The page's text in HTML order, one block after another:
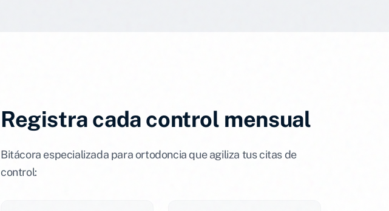
Registra cada control mensual
Bitácora especializada para ortodoncia que agiliza tus citas de
control: